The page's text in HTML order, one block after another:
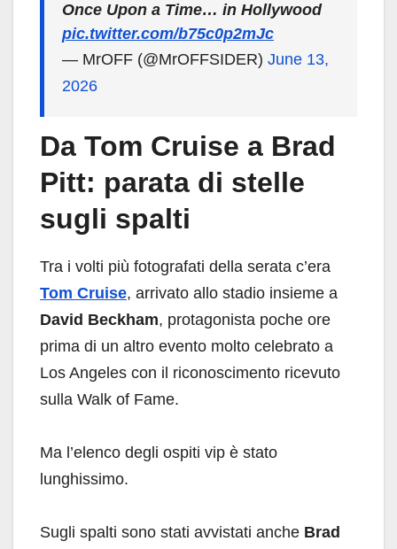
Once Upon a Time… in Hollywood
pic.twitter.com/b75c0p2mJc
— MrOFF (@MrOFFSIDER) June 13,
2026
Da Tom Cruise a Brad
Pitt: parata di stelle
sugli spalti
Tra i volti più fotografati della serata c’era
Tom Cruise, arrivato allo stadio insieme a
David Beckham, protagonista poche ore
prima di un altro evento molto celebrato a
Los Angeles con il riconoscimento ricevuto
sulla Walk of Fame.
Ma l’elenco degli ospiti vip è stato
lunghissimo.
Sugli spalti sono stati avvistati anche Brad